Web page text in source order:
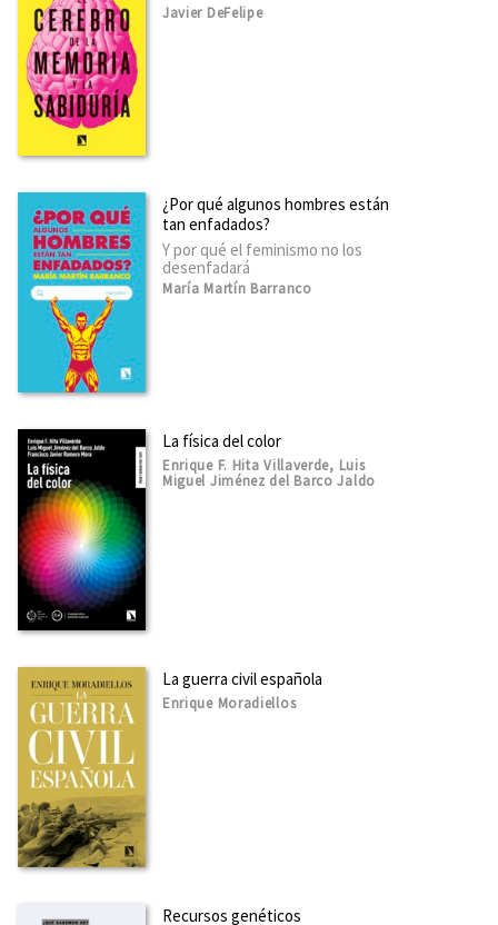
Javier DeFelipe
¿Por qué algunos hombres están
tan enfadados?
Y por qué el feminismo no los
desenfadará
María Martín Barranco
La física del color
Enrique F. Hita Villaverde, Luis
Miguel Jiménez del Barco Jaldo
La guerra civil española
Enrique Moradiellos
Recursos genéticos